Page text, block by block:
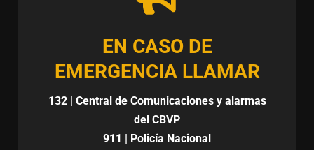
EN CASO DE
EMERGENCIA LLAMAR
132| Central de Comunicaciones y alarmas
del CBVP
911
| Policía Nacional